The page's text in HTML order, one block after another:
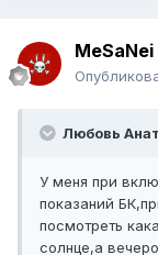
MeSaNei
Любовь
У меня при
показаний
посмотреть
солнце,а